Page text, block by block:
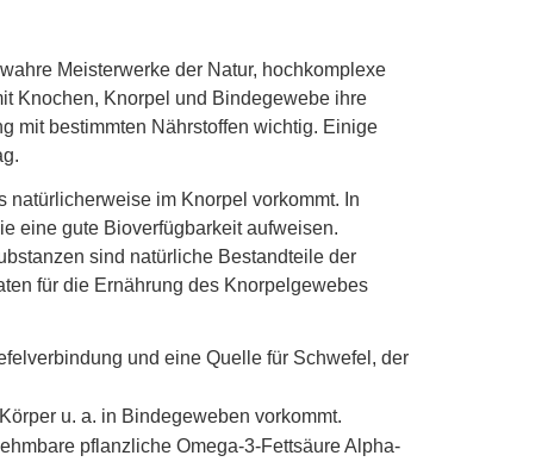
Meisterwerke der Natur, hochkomplexe
Knochen, Knorpel und Bindegewebe ihre
mit bestimmten Nährstoffen wichtig. Einige
natürlicherweise im Knorpel vorkommt. In
eine gute Bioverfügbarkeit aufweisen.
sind natürliche Bestandteile der
für die Ernährung des Knorpelgewebes
und eine Quelle für Schwefel, der
u. a. in Bindegeweben vorkommt.
pflanzliche Omega-3-Fettsäure Alpha-